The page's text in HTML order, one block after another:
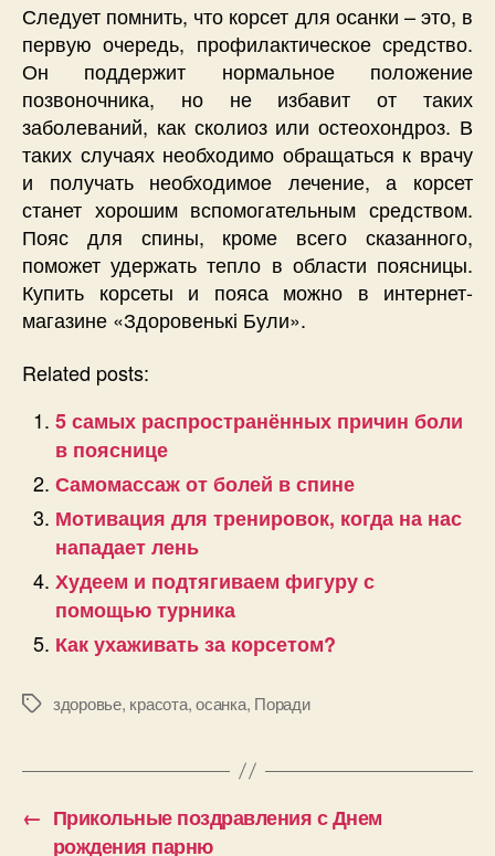
Следует помнить, что корсет для осанки – это, в
первую очередь, профилактическое средство.
Он поддержит нормальное положение
позвоночника, но не избавит от таких
заболеваний, как сколиоз или остеохондроз. В
таких случаях необходимо обращаться к врачу
и получать необходимое лечение, а корсет
станет хорошим вспомогательным средством.
Пояс для спины, кроме всего сказанного,
поможет удержать тепло в области поясницы.
Купить корсеты и пояса можно в интернет-
магазине «Здоровенькі Були».
Related posts:
5 самых распространённых причин боли
в пояснице
Самомассаж от болей в спине
Мотивация для тренировок, когда на нас
нападает лень
Худеем и подтягиваем фигуру с
помощью турника
Как ухаживать за корсетом?
Позначки
здоровье, красота,осанка, Поради
← Прикольные поздравления с Днем
рождения парню